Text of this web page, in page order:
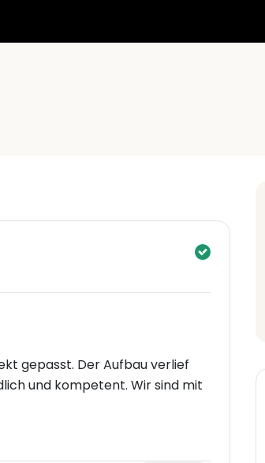
gepasst. Der Aufbau verlief
und kompetent. Wir sind mit